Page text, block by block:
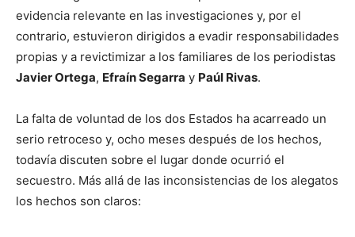
evidencia relevante en las investigaciones y, por el
contrario, estuvieron dirigidos a evadir responsabilidades
propias y a revictimizar a los familiares de los periodistas
Javier Ortega, Efraín Segarra y Paúl Rivas.
La falta de voluntad de los dos Estados ha acarreado un
serio retroceso y, ocho meses después de los hechos,
todavía discuten sobre el lugar donde ocurrió el
secuestro. Más allá de las inconsistencias de los alegatos
los hechos son claros: